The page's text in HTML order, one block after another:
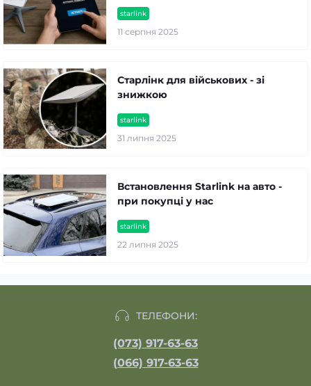
starlink
11 серпня 2025
starlink
31 липня 2025
Старлінк для військових - зі
знижкою
starlink
22 липня 2025
Встановлення Starlink на авто -
при покупці у нас
ТЕЛЕФОНИ:
(073) 917-63-63
(066) 917-63-63